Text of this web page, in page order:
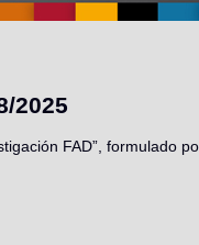
2025
FAD”, formulado